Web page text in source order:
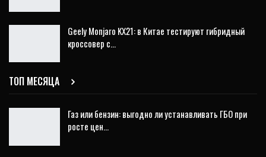
Geely Monjaro KX21: в Китае тестируют гибридный
кроссовер с…
ТОП МЕСЯЦА
Газ или бензин: выгодно ли устанавливать ГБО при
росте цен…